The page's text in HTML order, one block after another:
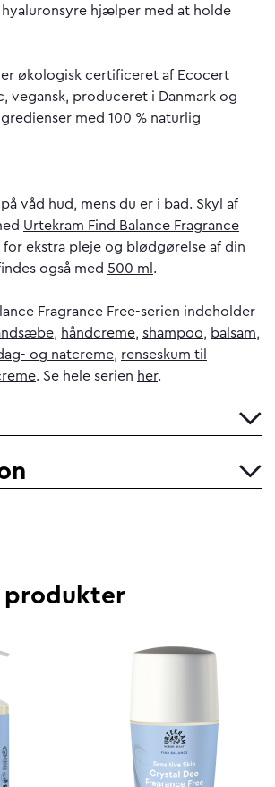
hjælper med at holde
økologisk certificeret af Ecocert
vegansk, produceret i Danmark og
med 100 % naturlig
våd hud, mens du er i bad. Skyl af
Urtekram Find Balance Fragrance
for ekstra pleje og blødgørelse af din
også med 500 ml .
Fragrance Free-serien indeholder
, håndcreme, shampoo, balsam,
og natcreme, renseskum til
. Se hele serien her.
produkter